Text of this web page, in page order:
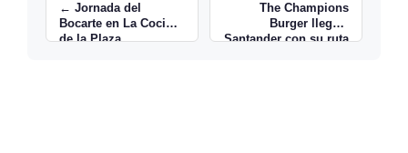
← Jornada del
Bocarte en La Cocina
de la Plaza,
The Champions
Burger llega a
Santander con su ruta